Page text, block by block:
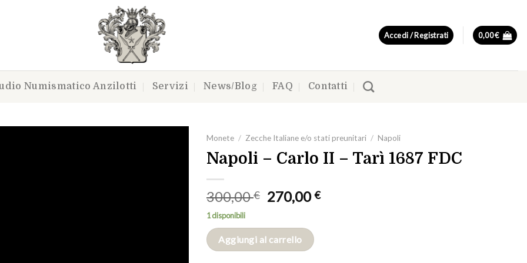
Accedi / Registrati 0,00€
Numismatico Anzilotti Servizi News/Blog FAQ Contatti
Monete / Zecche Italiane e/o stati preunitari / Napoli
Napoli – Carlo II – Tarì 1687 FDC
300,00€ Il
originale
era:
300,00 €.
270,00€Il
1 disponibili
Aggiungi al carrello